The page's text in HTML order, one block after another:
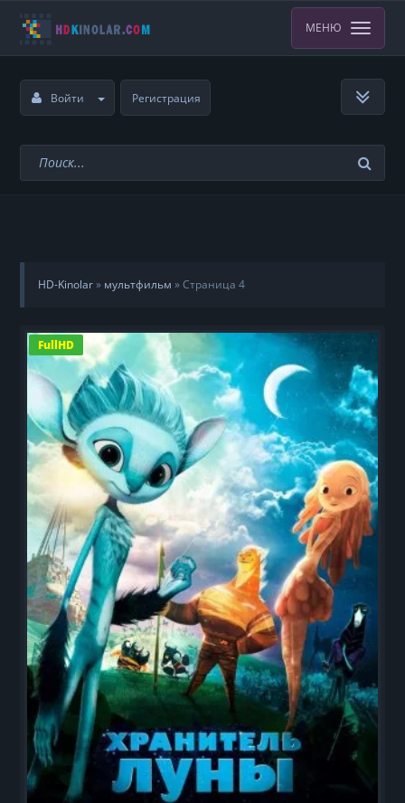
МЕНЮ
Войти Регистрация
HD-Kinolar» мультфильм » Страница 4
FullHD